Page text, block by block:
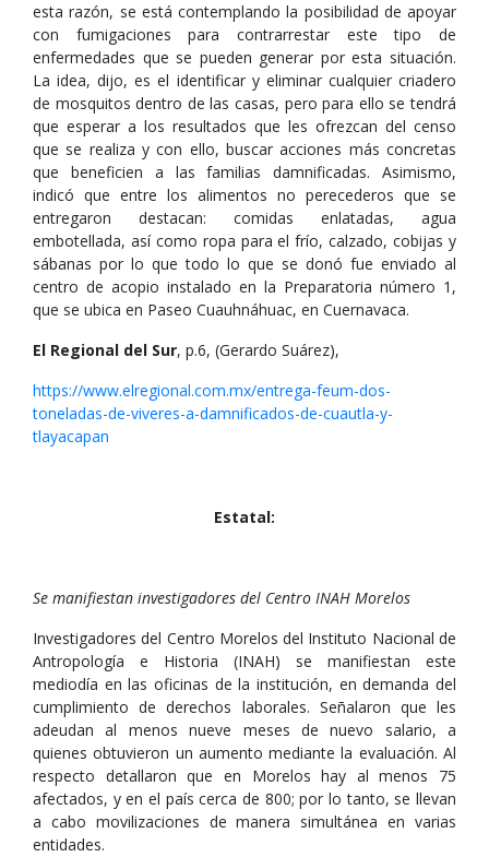
esta razón, se está contemplando la posibilidad de apoyar
con fumigaciones para contrarrestar este tipo de
enfermedades que se pueden generar por esta situación.
La idea, dijo, es el identificar y eliminar cualquier criadero
de mosquitos dentro de las casas, pero para ello se tendrá
que esperar a los resultados que les ofrezcan del censo
que se realiza y con ello, buscar acciones más concretas
que beneficien a las familias damnificadas. Asimismo,
indicó que entre los alimentos no perecederos que se
entregaron destacan: comidas enlatadas, agua
embotellada, así como ropa para el frío, calzado, cobijas y
sábanas por lo que todo lo que se donó fue enviado al
centro de acopio instalado en la Preparatoria número 1,
que se ubica en Paseo Cuauhnáhuac, en Cuernavaca.
El Regional del Sur, p.6, (Gerardo Suárez),
https://www.elregional.com.mx/entrega-feum-dos-
toneladas-de-viveres-a-damnificados-de-cuautla-y-
tlayacapan
Estatal:
Se manifiestan investigadores del Centro INAH Morelos
Investigadores del Centro Morelos del Instituto Nacional de
Antropología e Historia (INAH) se manifiestan este
mediodía en las oficinas de la institución, en demanda del
cumplimiento de derechos laborales. Señalaron que les
adeudan al menos nueve meses de nuevo salario, a
quienes obtuvieron un aumento mediante la evaluación. Al
respecto detallaron que en Morelos hay al menos 75
afectados, y en el país cerca de 800; por lo tanto, se llevan
a cabo movilizaciones de manera simultánea en varias
entidades.